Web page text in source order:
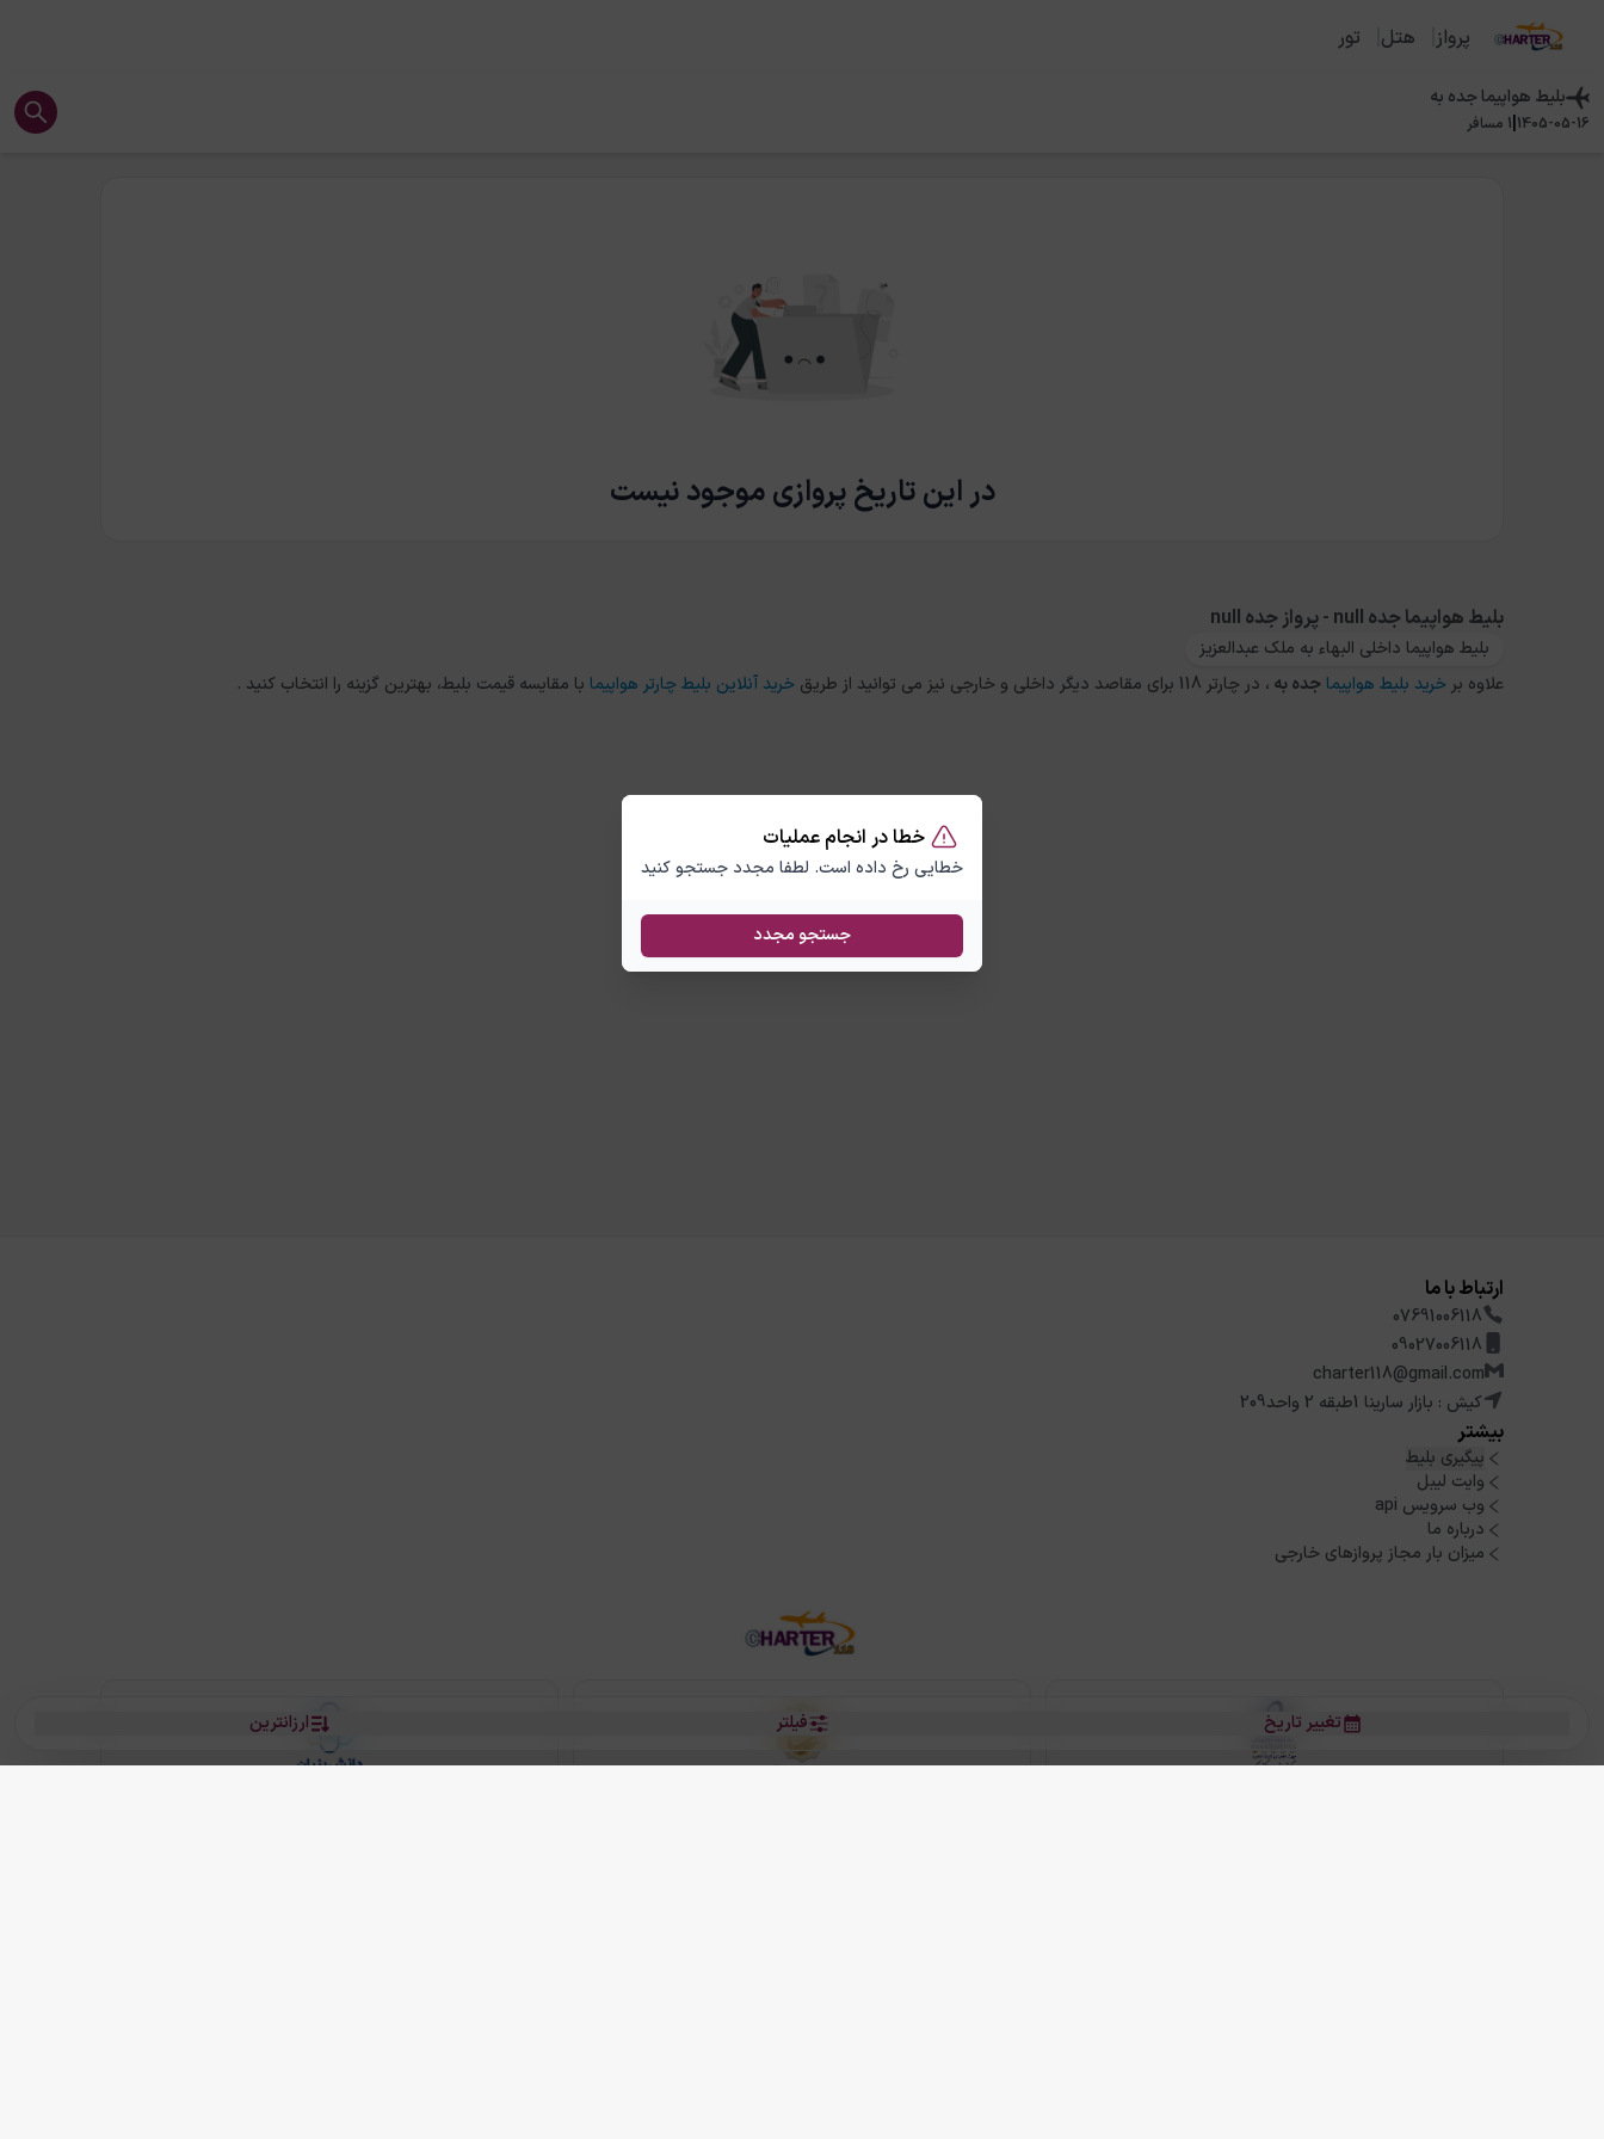
خطا در انجام عملیات
خطایی رخ داده است. لطفا مجدد جستجو کنید
جستجو مجدد
پرواز هتل تور
بلیط هواپیماجده به
1405-05-16
|
1 مسافر
در این تاریخ پروازی موجود نیست
ارزانترین فیلتر تغییر تاریخ
بلیط هواپیما جده null - پرواز جده null
بلیط هواپیما داخلی البهاء به ملک عبدالعزیز
علاوه بر خرید بلیط هواپیما جدهبه ، در چارتر 118 برای مقاصد دیگر داخلی و خارجی نیز می توانید از طریق خرید آنلاین بلیط چارتر هواپیما با مقایسه قیمت بلیط، بهترین گزینه را انتخاب کنید .
ارتباط با ما
07691006118
09027006118
charter118@gmail.com
کیش : بازار سارینا 1طبقه 2 واحد209
بیشتر
پیگیری بلیط
وایت لیبل
وب سرویس api
درباره ما
میزان بار مجاز پروازهای خارجی